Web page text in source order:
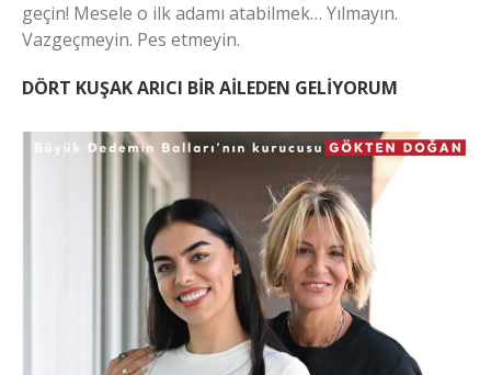
geçin! Mesele o ilk adamı atabilmek… Yılmayın.
Vazgeçmeyin. Pes etmeyin.
DÖRT KUŞAK ARICI BİR AİLEDEN GELİYORUM